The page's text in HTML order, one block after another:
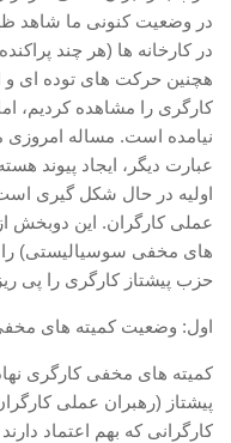
تحلیل
حاکمیت
اصلاح طلبان
ایران و غرب
اصول
حزب پیشتاز
برنامه انقلابی
انقلاب کارگری
سوسیالیسم
امپریالیسم
اتحاد مارکسیست ها
در وضعیت کنونی ما شاهد
در کارخانه ها (هر چند
هچنین حرکت های توده ای و
کارگری را مشاهده کردیم،
نیامده است. مساله امروزی
عبارت دیگر، ایجاد پیوند
اولیه در حال شکل گیری است
عملی کارگران. این دوبخش
های مخفی سوسیالیستی) را
حزب پیشتاز کارگری را پی
اول: وضعیت کمیته های
کمیته های مخفی کارگری
پیشتاز (رهبران عملی
کارگرانی که بهم اعتماد